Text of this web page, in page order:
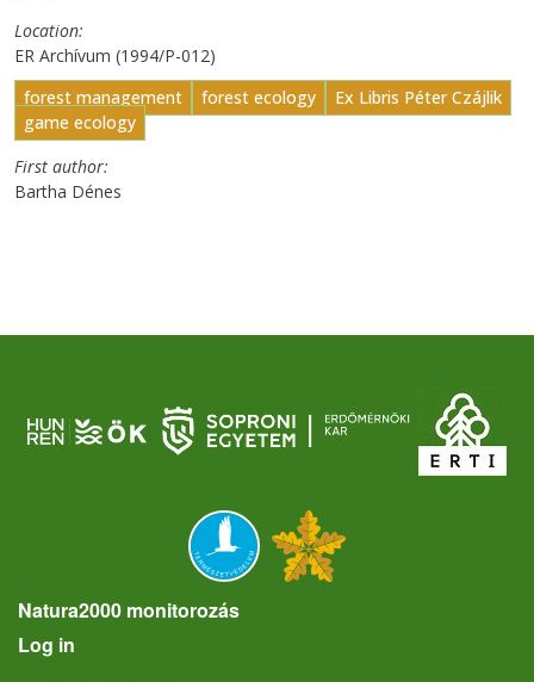
Location
ER Archívum (1994/P-012)
forest management
forest ecology
Ex Libris Péter Czájlik
game ecology
First author
Bartha Dénes
Natura2000 monitorozás
User account menu
Log in